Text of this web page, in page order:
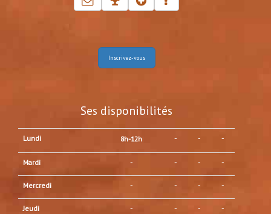
Inscrivez-vous
Ses disponibilités
Lundi 8h-12h - - -
Mardi - - - -
Mercredi - - - -
Jeudi - - - -